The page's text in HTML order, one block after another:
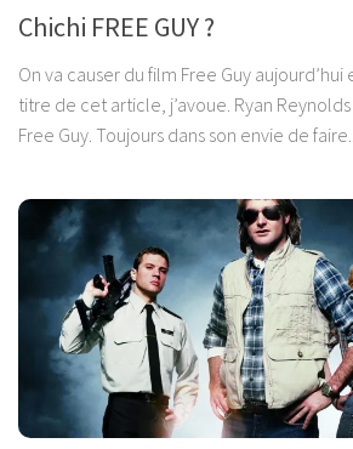
Chichi FREE GUY ?
On va causer du film Free Guy aujourd’hui
titre de cet article, j’avoue. Ryan
Free Guy. Toujours dans son envie de faire...